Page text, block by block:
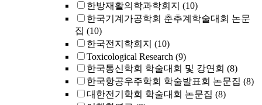
한방재활의학과학회지 (10)
한국기계가공학회 춘추계학술대회 논문
집 (10)
한국전지학회지 (10)
Toxicological Research (9)
한국통신학회 학술대회 및 강연회 (8)
한국항공우주학회 학술발표회 논문집 (8)
대한전기학회 학술대회 논문집 (8)